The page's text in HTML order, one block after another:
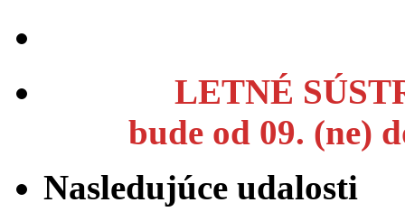
LETNÉ
bude od 09. (ne)
Nasledujúce udalosti